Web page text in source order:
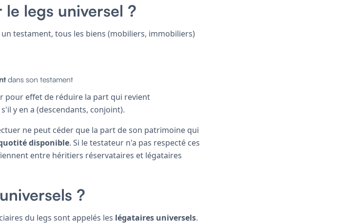
legs universel ?
testament, tous les biens (mobiliers, immobiliers)
dans son testament
pour effet de réduire la part qui revient
s'il y en a (descendants, conjoint).
ne peut céder que la part de son patrimoine qui
disponible. Si le testateur n'a pas respecté ces
entre héritiers réservataires et légataires
?
du legs sont appelés les légataires universels.